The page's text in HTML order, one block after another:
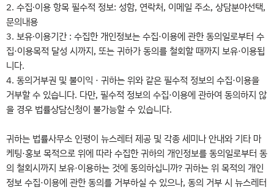
2. 수집∙이용 항목 필수적 정보: 성함, 연락처, 이메일 주소, 상담분야선택,
문의내용
3. 보유∙이용기간 : 수집한 개인정보는 수집·이용에 관한 동의일로부터 수
집·이용목적 달성 시까지, 또는 귀하가 동의를 철회할 때까지 보유·이용됩
니다.
4. 동의거부권 및 불이익 · 귀하는 위와 같은 필수적 정보의 수집·이용을
거부할 수 있습니다. 다만, 필수적 정보의 수집·이용에 관하여 동의하지 않
을 경우 법률상담신청이 불가능할 수 있습니다.
귀하는 법률사무소 인평이 뉴스레터 제공 및 각종 세미나 안내와 기타 마
케팅·홍보 목적으로 위에 따라 수집한 귀하의 개인정보를 동의일로부터 동
의 철회시까지 보유·이용하는 것에 동의하십니까? 귀하는 위 목적의 개인
정보 수집·이용에 관한 동의를 거부하실 수 있으나, 동의 거부 시 뉴스레터